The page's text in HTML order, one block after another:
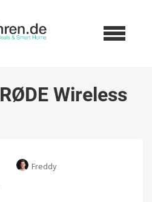
RØDE Wireless
Freddy